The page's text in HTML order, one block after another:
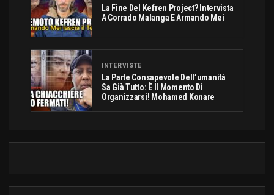
La Fine Del Kefren Project? Intervista
A Corrado Malanga E Armando Mei
INTERVISTE
La Parte Consapevole Dell’umanità
Sa Già Tutto: È Il Momento Di
Organizzarsi! Mohamed Konare